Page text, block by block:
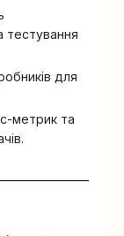
тестування
для
метрик та